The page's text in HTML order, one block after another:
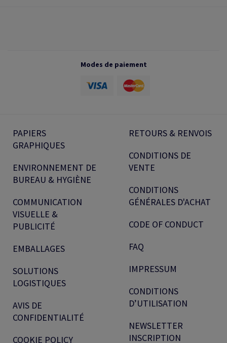
Modes de paiement
PAPIERS
GRAPHIQUES
ENVIRONNEMENT DE
BUREAU & HYGIÈNE
COMMUNICATION
VISUELLE &
PUBLICITÉ
EMBALLAGES
SOLUTIONS
LOGISTIQUES
AVIS DE
CONFIDENTIALITÉ
COOKIE POLICY
RETOURS & RENVOIS
CONDITIONS DE
VENTE
CONDITIONS
GÉNÉRALES D'ACHAT
CODE OF CONDUCT
FAQ
IMPRESSUM
CONDITIONS
D’UTILISATION
NEWSLETTER
INSCRIPTION